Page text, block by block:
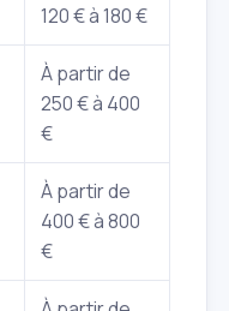
120 € à 180 €
À partir de
250 € à 400
€
À partir de
400 € à 800
€